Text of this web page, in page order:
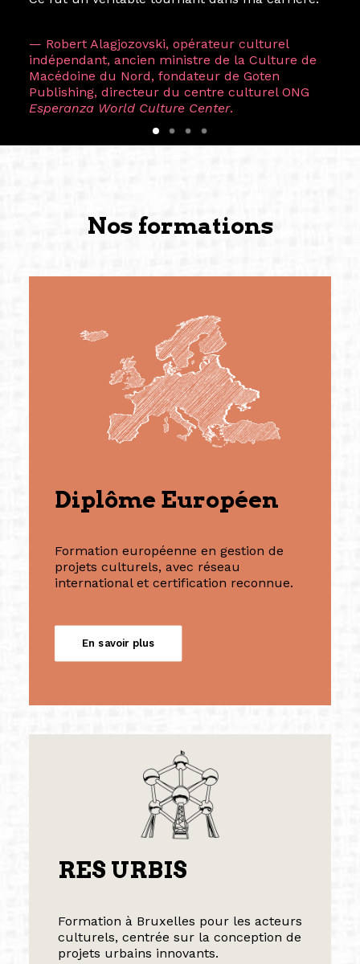
— Robert Alagjozovski, opérateur culturel
indépendant, ancien ministre de la Culture de
Macédoine du Nord, fondateur de Goten
Publishing, directeur du centre culturel ONG
Esperanza World Culture Center.
Nos formations
Diplôme Européen
Formation européenne en gestion de
projets culturels, avec réseau
international et certification reconnue.
En savoir plus
RES URBIS
Formation à Bruxelles pour les acteurs
culturels, centrée sur la conception de
projets urbains innovants.